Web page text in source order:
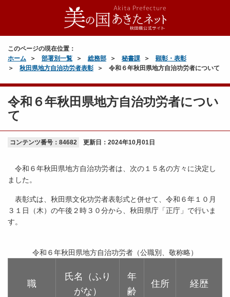
このページの現在位置：
ホーム
部署別一覧 総務部 秘書課
顕彰・表彰
秋田県地方自治功労者表彰
令和６年秋田県地方自治功労者について
令和６年秋田県地方自治功労者につい
て
コンテンツ番号：84682 更新日： 2024年10月01日
令和６年秋田県地方自治功労者は、次の１５名の方々に決定し
ました。
表彰式は、秋田県文化功労者表彰式と併せて、令和６年１０月
３１日（木）の午後２時３０分から、秋田県庁「正庁」で行いま
す。
令和６年秋田県地方自治功労者（公職別、敬称略）
職
氏名（ふり
がな）
年
齢
住所 経歴